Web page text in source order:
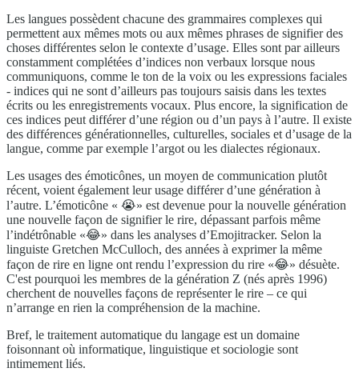
Les langues possèdent chacune des grammaires complexes qui
permettent aux mêmes mots ou aux mêmes phrases de signifier des
choses différentes selon le contexte d’usage. Elles sont par ailleurs
constamment complétées d’indices non verbaux lorsque nous
communiquons, comme le ton de la voix ou les expressions faciales
- indices qui ne sont d’ailleurs pas toujours saisis dans les textes
écrits ou les enregistrements vocaux. Plus encore, la signification de
ces indices peut différer d’une région ou d’un pays à l’autre. Il existe
des différences générationnelles, culturelles, sociales et d’usage de la
langue, comme par exemple l’argot ou les dialectes régionaux.
Les usages des émoticônes, un moyen de communication plutôt
récent, voient également leur usage différer d’une génération à
l’autre. L’émoticône « 😭» est devenue pour la nouvelle génération
une nouvelle façon de signifier le rire, dépassant parfois même
l’indétrônable «😂» dans les analyses d’Emojitracker. Selon la
linguiste Gretchen McCulloch, des années à exprimer la même
façon de rire en ligne ont rendu l’expression du rire «😂» désuète.
C'est pourquoi les membres de la génération Z (nés après 1996)
cherchent de nouvelles façons de représenter le rire – ce qui
n’arrange en rien la compréhension de la machine.
Bref, le traitement automatique du langage est un domaine
foisonnant où informatique, linguistique et sociologie sont
intimement liés.